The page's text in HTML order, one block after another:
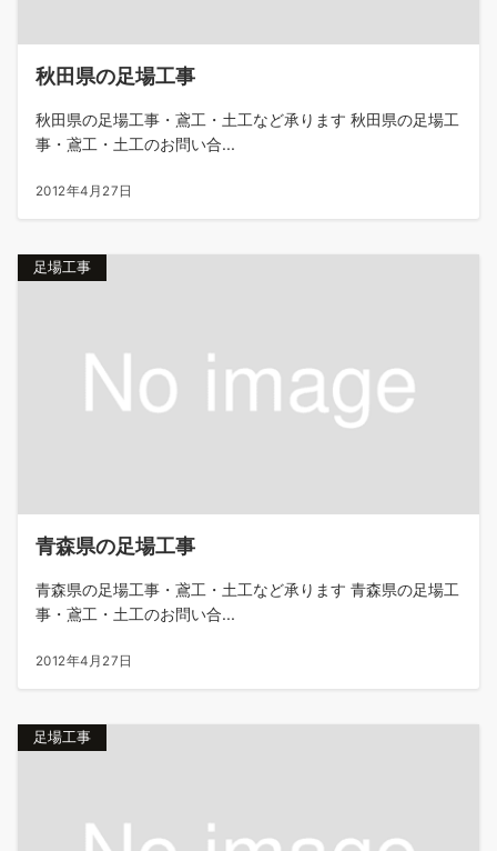
秋田県の足場工事
秋田県の足場工事・鳶工・土工など承ります 秋田県の足場工
事・鳶工・土工のお問い合...
2012年4月27日
足場工事
青森県の足場工事
青森県の足場工事・鳶工・土工など承ります 青森県の足場工
事・鳶工・土工のお問い合...
2012年4月27日
足場工事